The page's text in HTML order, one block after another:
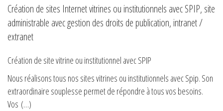
Création de sites Internet vitrines ou institutionnels avec SPIP, site
administrable avec gestion des droits de publication, intranet /
extranet
Création de site vitrine ou institutionnel avec SPIP
Nous réalisons tous nos sites vitrines ou institutionnels avec Spip. Son
extraordinaire souplesse permet de répondre à tous vos besoins.
Vos (…)